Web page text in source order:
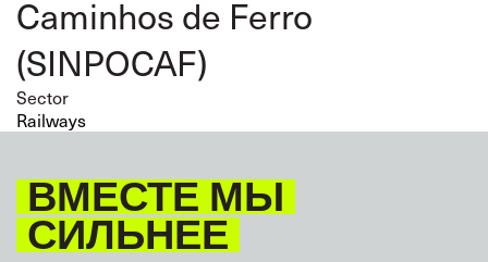
Caminhos de Ferro
(SINPOCAF)
Sector
Railways
ВМЕСТЕ МЫ
СИЛЬНЕЕ